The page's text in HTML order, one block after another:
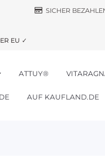
EU ✓
SICHER
ATTUY®
AUF KAUFLAND.DE